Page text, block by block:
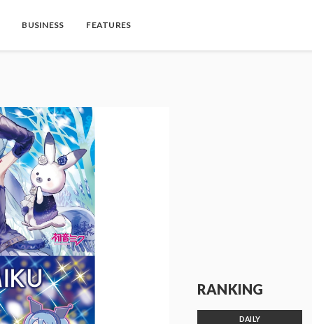
BUSINESS FEATURES
RANKING
DAILY